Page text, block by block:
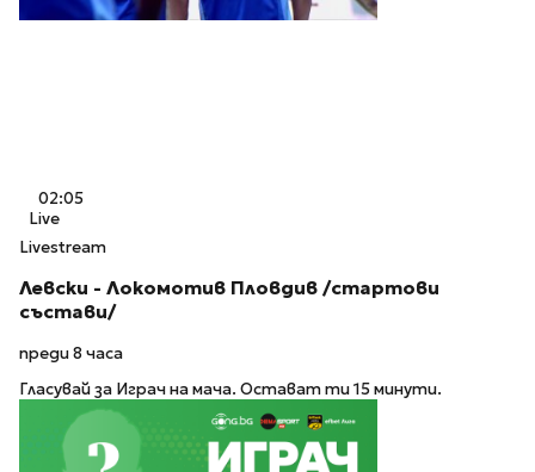
02:05
Live
Livestream
Левски - Локомотив Пловдив /стартови
състави/
преди 8 часа
Гласувай за Играч на мача. Остават ти 15 минути.